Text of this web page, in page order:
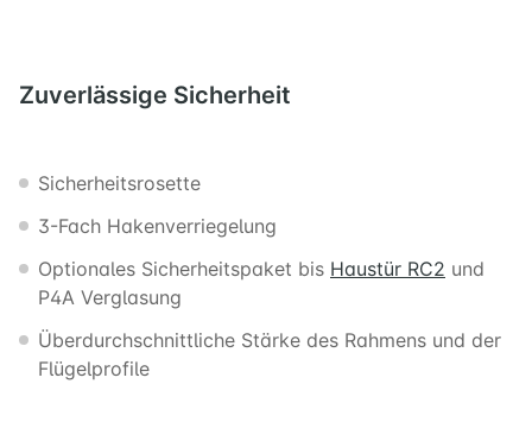
Zuverlässige Sicherheit
Sicherheitsrosette
3-Fach Hakenverriegelung
Optionales Sicherheitspaket bis Haustür RC2 und
P4A Verglasung
Überdurchschnittliche Stärke des Rahmens und der
Flügelprofile